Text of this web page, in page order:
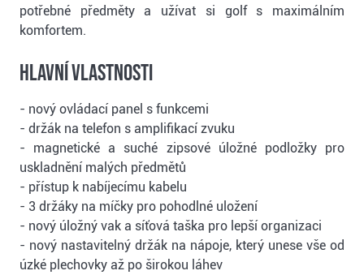
potřebné předměty a užívat si golf s maximálním
komfortem.
Hlavní Vlastnosti
- nový ovládací panel s funkcemi
- držák na telefon s amplifikací zvuku
- magnetické a suché zipsové úložné podložky pro
uskladnění malých předmětů
- přístup k nabíjecímu kabelu
- 3 držáky na míčky pro pohodlné uložení
- nový úložný vak a síťová taška pro lepší organizaci
- nový nastavitelný držák na nápoje, který unese vše od
úzké plechovky až po širokou láhev